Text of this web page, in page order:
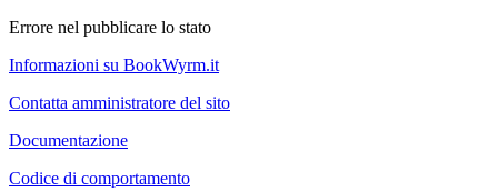
Errore nel pubblicare lo stato
Informazioni su BookWyrm.it
Contatta amministratore del sito
Documentazione
Codice di comportamento